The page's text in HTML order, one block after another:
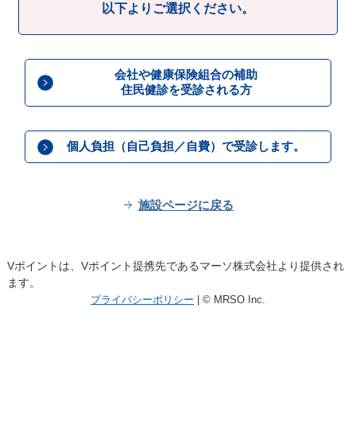
以下よりご選択ください。
会社や健康保険組合の補助
住民健診を受診される方
個人負担（自己負担／自費）で受診します。
施設ページに戻る
Vポイントは、Vポイント提携先であるマーソ株式会社より提供され
ます。
プライバシーポリシー | © MRSO Inc.